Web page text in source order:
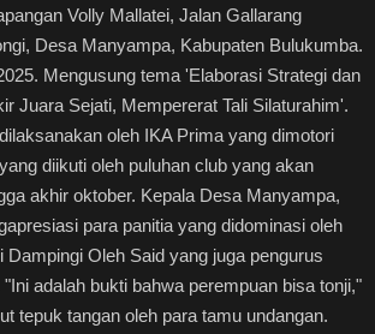
Volly Mallatei, Jalan Gallarang
Desa Manyampa, Kabupaten Bulukumba.
Mengusung tema 'Elaborasi Strategi dan
Juara Sejati, Mempererat Tali Silaturahim'.
oleh IKA Prima yang dimotori
diikuti oleh puluhan club yang akan
akhir oktober. Kepala Desa Manyampa,
para panitia yang didominasi oleh
Dampingi Oleh Said yang juga pengurus
adalah bukti bahwa perempuan bisa tonji,"
tepuk tangan oleh para tamu undangan.